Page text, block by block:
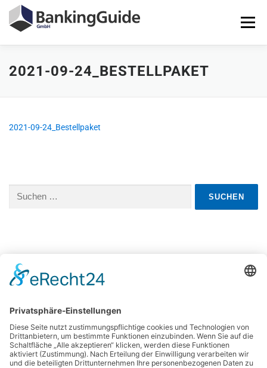
Zum
Inhalt
springen
Menü
STARTSEITE PRODUKTE BANKINGGUIDE-DEMO
2021-09-24_BESTELLPAKET
2021-09-24_Bestellpaket
nach: